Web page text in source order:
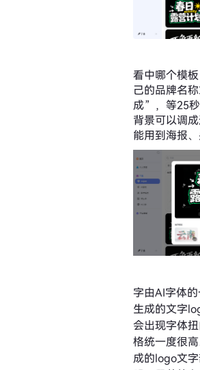
看中哪个模
己的品牌名
成”，等25
背景可以调
能用到海报
字由AI字体
生成的文字
会出现字体
格统一度很
成的logo文